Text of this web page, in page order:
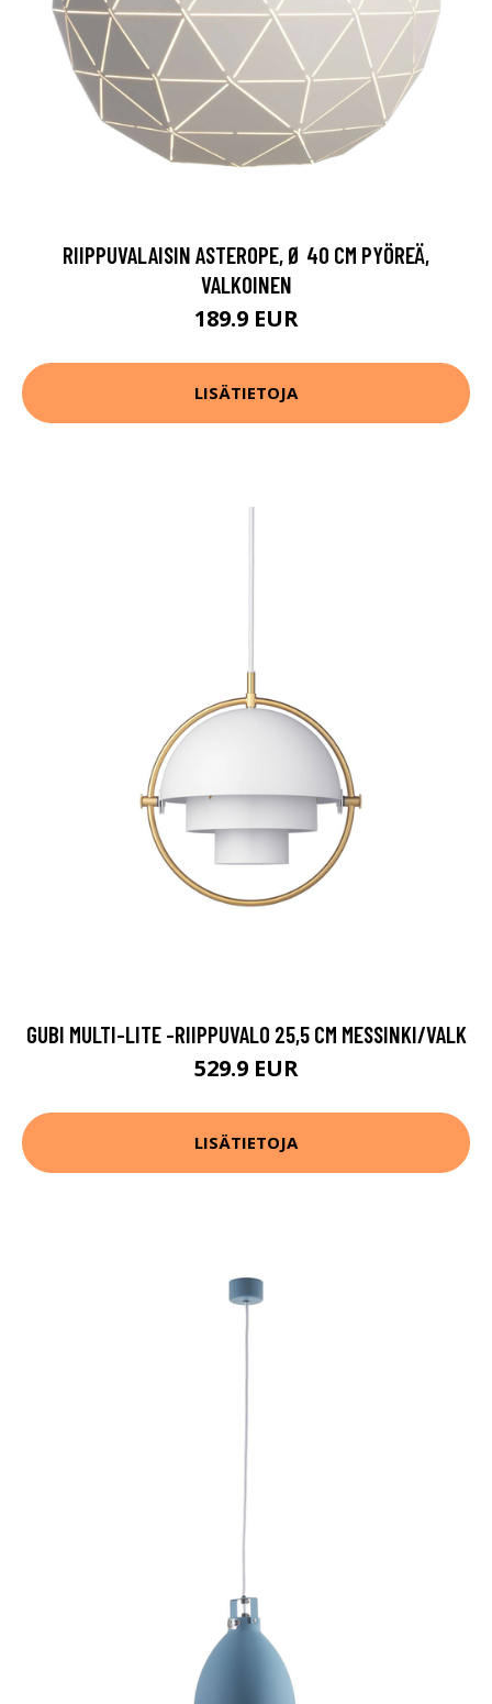
RIIPPUVALAISIN ASTEROPE, Ø 40 CM PYÖREÄ,
VALKOINEN
189.9 EUR
LISÄTIETOJA
GUBI MULTI-LITE -RIIPPUVALO 25,5 CM MESSINKI/VALK
529.9 EUR
LISÄTIETOJA